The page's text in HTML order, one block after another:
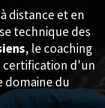
distance et en
technique des
, le coaching
certification d'un
domaine du